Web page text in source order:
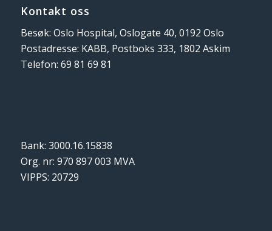
Kontakt oss
Besøk: Oslo Hospital, Oslogate 40, 0192 Oslo
Postadresse: KABB, Postboks 333, 1802 Askim
Telefon: 69 81 69 81
Bank: 3000.16.15838
Org. nr: 970 897 003 MVA
VIPPS: 20729